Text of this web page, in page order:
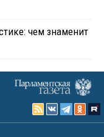
чем знаменит